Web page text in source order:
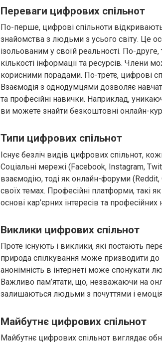
Переваги цифрових спільнот
По-перше, цифрові спільноти
знайомства з людьми з усього світу. Це
ізольованим у своїй реальності. По-
кількості інформації та ресурсів. Члени
корисними порадами. По-третє, цифрові
Взаємодія з однодумцями дозволяє
та професійні навички. Наприклад,
ви можете знайти безкоштовні онлайн-
Типи цифрових спільнот
Існує безліч видів цифрових спільнот,
Соціальні мережі (Facebook, Instagram,
взаємодію, тоді як онлайн-форуми
своїх темах. Професійні платформи, такі
основі кар’єрних інтересів та професійних
Виклики цифрових спільнот
Проте існують і виклики, які постають
природа спілкування може призводити до
анонімність в інтернеті може спонукати
Важливо пам’ятати, що, незважаючи на
залишаються людьми з почуттями і
Майбутнє цифрових спільнот
Майбутнє цифрових спільнот виглядає